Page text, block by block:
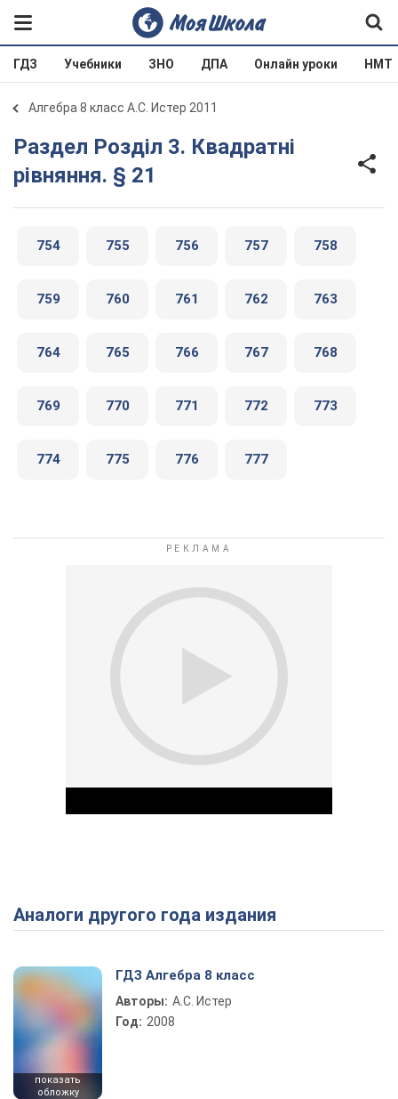
ГДЗ Учебники ЗНО ДПА Онлайн уроки НМТ
Алгебра 8 класс А.С. Истер 2011
Раздел Розділ 3. Квадратні
рівняння. § 21
754 755 756 757 758
759 760 761 762 763
764 765 766 767 768
769 770 771 772 773
774 775 776 777
Play Video
Аналоги другого года издания
показать
обложку
ГДЗ Алгебра 8 класс
Авторы: А.С. Истер
Год: 2008